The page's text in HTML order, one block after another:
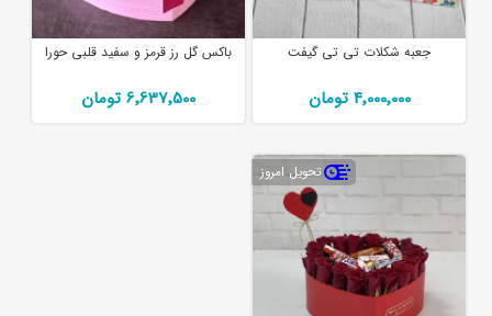
جعبه شکلات تی تی گیفت
4٬000٬000 تومان
باکس گل رز قرمز و سفید قلبی حورا
6٬637٬500 تومان
تحویل امروز